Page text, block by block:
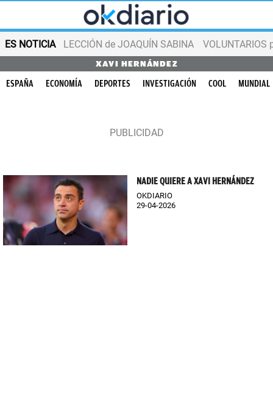
ES NOTICIA LECCIÓN de JOAQUÍN SABINA VOLUNTARIOS
XAVI HERNÁNDEZ
ESPAÑA ECONOMÍA DEPORTES INVESTIGACIÓN COOL MUNDIAL
NADIE QUIERE A XAVI HERNÁNDEZ
OKDIARIO
29-04-2026